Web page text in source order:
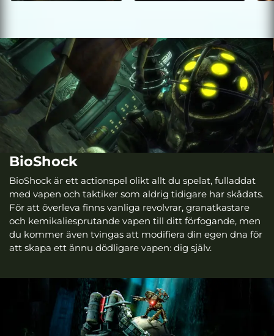
BioShock
BioShock är ett actionspel olikt allt du spelat, fulladdat
med vapen och taktiker som aldrig tidigare har skådats.
För att överleva finns vanliga revolvrar, granatkastare
och kemikaliesprutande vapen till ditt förfogande, men
du kommer även tvingas att modifiera din egen dna för
att skapa ett ännu dödligare vapen: dig själv.